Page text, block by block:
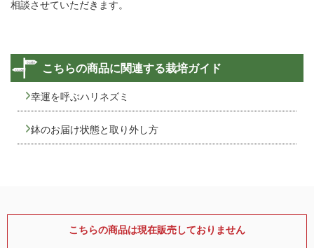
相談させていただきます。
こちらの商品に関連する栽培ガイド
幸運を呼ぶハリネズミ
鉢のお届け状態と取り外し方
こちらの商品は現在販売しておりません